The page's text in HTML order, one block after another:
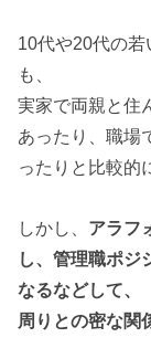
10代や20代の
も、
実家で両親と住
あったり、職場
ったりと比較的
しかし、 アラフ
し、管理職ポジ
なるなどして、
周りとの密な関